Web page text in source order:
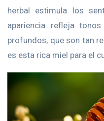
herbal estimula los
apariencia refleja
profundos, que son tan
es esta rica miel para el